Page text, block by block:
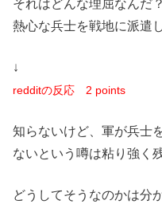
それはどんな理屈なんだ？
熱心な兵士を戦地に派遣
↓
redditの反応 2 points
知らないけど、軍が兵士
ないという噂は粘り強く
どうしてそうなのかは分